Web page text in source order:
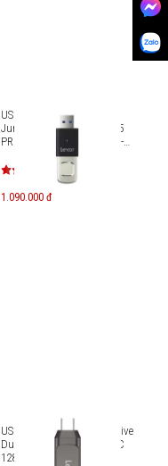
USB 3.2 Gen 1 Lexar
JumpDrive Fingerprint F35
PRO 128GB [LJDF35P128G-
1.090.000 đ
USB-C OTG Lexar JumpDrive
Dual Drive D400 3.1 Type C
128GB [LJDD400128G-